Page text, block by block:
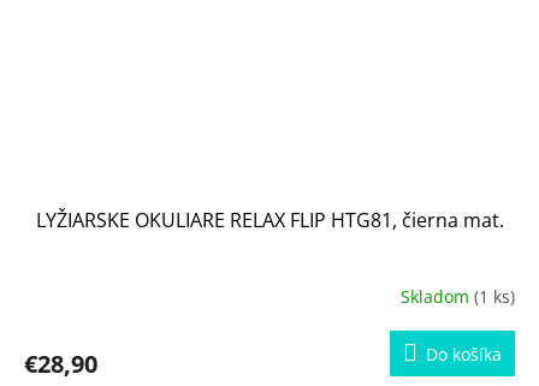
LYŽIARSKE OKULIARE RELAX FLIP HTG81, čierna mat.
Skladom (1 ks)
€28,90 Do košíka